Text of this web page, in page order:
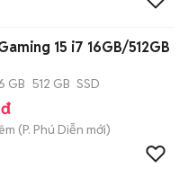
15 i7 16GB/512GB
GB 512 GB SSD
(P. Phú Diễn mới)